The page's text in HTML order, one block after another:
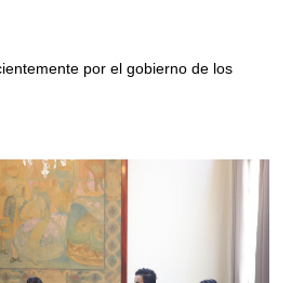
por el gobierno de los